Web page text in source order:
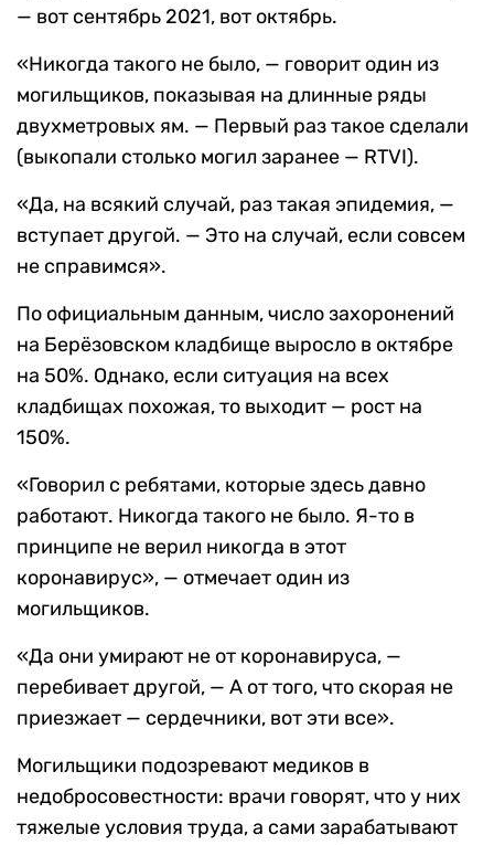
— вот сентябрь 2021, вот октябрь.
«Никогда такого не было, — говорит один из
могильщиков, показывая на длинные ряды
двухметровых ям. — Первый раз такое сделали
(выкопали столько могил заранее — RTVI).
«Да, на всякий случай, раз такая эпидемия, —
вступает другой. — Это на случай, если совсем
не справимся».
По официальным данным, число захоронений
на Берёзовском кладбище выросло в октябре
на 50%. Однако, если ситуация на всех
кладбищах похожая, то выходит — рост на
150%.
«Говорил с ребятами, которые здесь давно
работают. Никогда такого не было. Я-то в
принципе не верил никогда в этот
коронавирус», — отмечает один из
могильщиков.
«Да они умирают не от коронавируса, —
перебивает другой, — А от того, что скорая не
приезжает — сердечники, вот эти все».
Могильщики подозревают медиков в
недобросовестности: врачи говорят, что у них
тяжелые условия труда, а сами зарабатывают